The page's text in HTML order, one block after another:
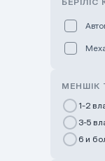
МЕНШІК
1-2
3-5
6 и